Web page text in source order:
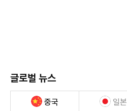
글로벌 뉴스
중국 일본